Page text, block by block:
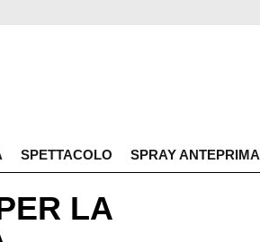
SPETTACOLO SPRAY ANTEPRIMA
LA